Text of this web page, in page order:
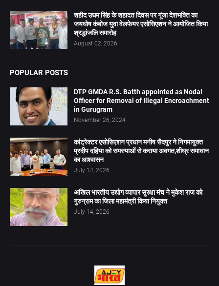
शहीद उधम सिंह के शहादत दिवस पर गूंजा देशभक्ति का
जयघोष कंबोज युवा वेलफेयर एसोसिएशन ने आयोजित किया
श्रद्धांजलि समारोह
August 02, 2026
POPULAR POSTS
DTP GMDA R.S. Batth appointed as Nodal
Officer for Removal of Illegal Encroachment
in Gurugram
November 26, 2024
कांट्रेक्टर एसोसिएशन प्रधान मनीष सैदपुर ने निगमायुक्त
प्रदीप दहिया को समस्याओं से कराया अवगत,शीघ्र समाधान
का आश्वासन
July 14, 2026
अखिल भारतीय उद्योग व्यापार सुरक्षा मंच ने मुकेश राज को
गुरुग्राम का जिला महामंत्री किया नियुक्त
July 14, 2026